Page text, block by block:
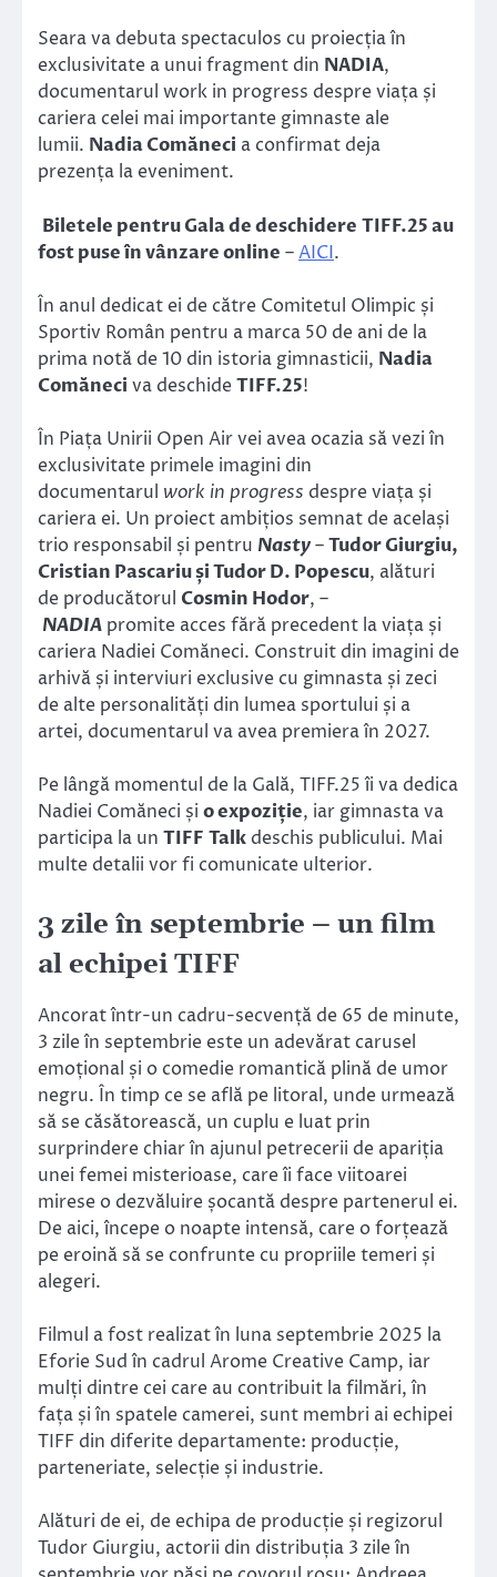
Seara va debuta spectaculos cu proiecția în
exclusivitate a unui fragment din NADIA,
documentarul work in progress despre viața și
cariera celei mai importante gimnaste ale
lumii. Nadia Comăneci a confirmat deja
prezența la eveniment.
Biletele pentru Gala de deschidere TIFF.25 au
fost puse în vânzare online –AICI.
În anul dedicat ei de către Comitetul Olimpic și
Sportiv Român pentru a marca 50 de ani de la
prima notă de 10 din istoria gimnasticii, Nadia
Comăneci va deschideTIFF.25!
În Piața Unirii Open Air vei avea ocazia să vezi în
exclusivitate primele imagini din
documentarul work in progress despre viața și
cariera ei. Un proiect ambițios semnat de același
trio responsabil și pentru Nasty–Tudor Giurgiu,
Cristian Pascariu și Tudor D. Popescu, alături
de producătorul Cosmin Hodor, –
NADIA promite acces fără precedent la viața și
cariera Nadiei Comăneci. Construit din imagini de
arhivă și interviuri exclusive cu gimnasta și zeci
de alte personalități din lumea sportului și a
artei, documentarul va avea premiera în 2027.
Pe lângă momentul de la Gală, TIFF.25 îi va dedica
Nadiei Comăneci și o expoziție, iar gimnasta va
participa la un TIFF Talk deschis publicului. Mai
multe detalii vor fi comunicate ulterior.
3 zile în septembrie – un film
al echipei TIFF
Ancorat într-un cadru-secvență de 65 de minute,
3 zile în septembrie este un adevărat carusel
emoțional și o comedie romantică plină de umor
negru. În timp ce se află pe litoral, unde urmează
să se căsătorească, un cuplu e luat prin
surprindere chiar în ajunul petrecerii de apariția
unei femei misterioase, care îi face viitoarei
mirese o dezvăluire șocantă despre partenerul ei.
De aici, începe o noapte intensă, care o forțează
pe eroină să se confrunte cu propriile temeri și
alegeri.
Filmul a fost realizat în luna septembrie 2025 la
Eforie Sud în cadrul Arome Creative Camp, iar
mulți dintre cei care au contribuit la filmări, în
fața și în spatele camerei, sunt membri ai echipei
TIFF din diferite departamente: producție,
parteneriate, selecție și industrie.
Alături de ei, de echipa de producție și regizorul
Tudor Giurgiu, actorii din distribuția 3 zile în